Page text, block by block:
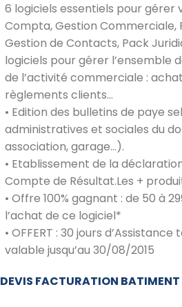
6 logiciels essentiels pour gérer
Compta, Gestion Commerciale,
Gestion de Contacts, Pack
logiciels pour gérer l’ensemble
de l’activité commerciale :
règlements clients…
• Edition des bulletins de paye
administratives et sociales du
association, garage…).
• Etablissement de la
Compte de Résultat.Les +
• Offre 100% gagnant : de 50 à
l’achat de ce logiciel*
• OFFERT : 30 jours
valable jusqu’au 30/08/2015
DEVIS FACTURATION BATIMENT